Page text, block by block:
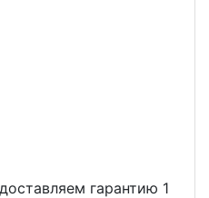
гарантию 1